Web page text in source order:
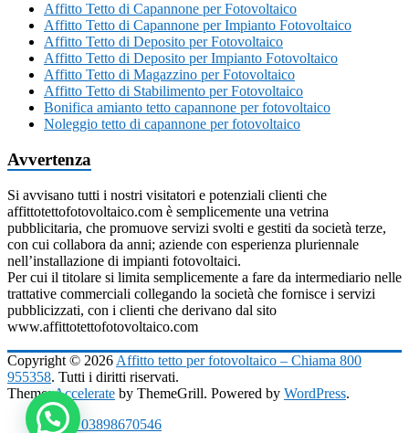
Affitto Tetto di Capannone per Fotovoltaico
Affitto Tetto di Capannone per Impianto Fotovoltaico
Affitto Tetto di Deposito per Fotovoltaico
Affitto Tetto di Deposito per Impianto Fotovoltaico
Affitto Tetto di Magazzino per Fotovoltaico
Affitto Tetto di Stabilimento per Fotovoltaico
Bonifica amianto tetto capannone per fotovoltaico
Noleggio tetto di capannone per fotovoltaico
Avvertenza
Si avvisano tutti i nostri visitatori e potenziali clienti che
affittotettofotovoltaico.com è semplicemente una vetrina
pubblicitaria, che promuove servizi svolti e gestiti da società terze,
con cui collabora da anni; aziende con esperienza pluriennale
nell’installazione di impianti fotovoltaici.
Per cui il titolare si limita semplicemente a fare da intermediario nelle
trattative commerciali collegando la società che fornisce i servizi
pubblicizzati, con i clienti che derivano dal sito
www.affittotettofotovoltaico.com
Copyright © 2026 Affitto tetto per fotovoltaico – Chiama 800
955358. Tutti i diritti riservati.
Theme:Accelerate by ThemeGrill. Powered by WordPress.
P.IVA 03898670546